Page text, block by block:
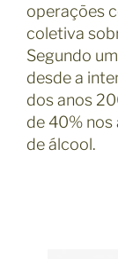
operações
coletiva
Segundo
desde a
dos anos
de 40%
de álcool.